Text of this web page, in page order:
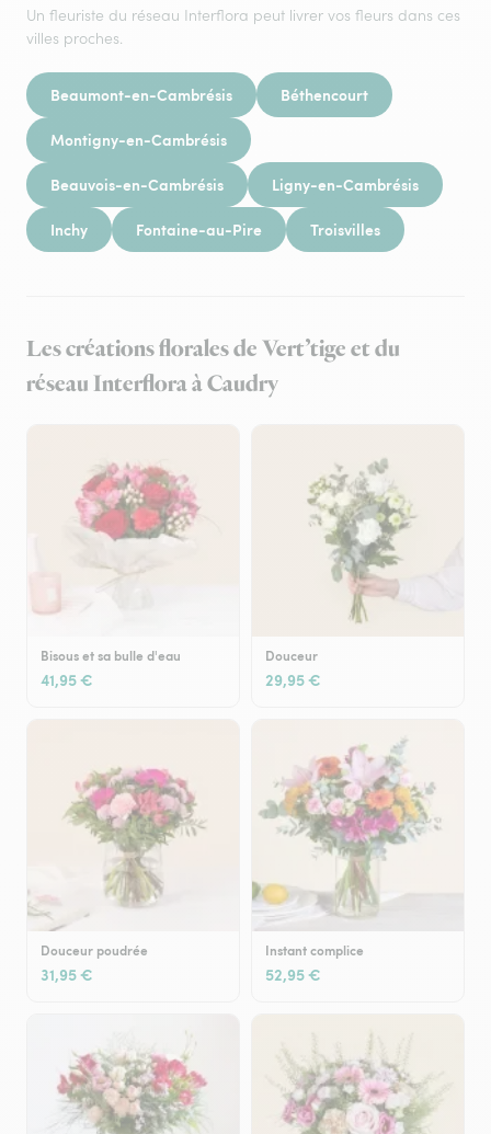
Un fleuriste du réseau Interflora peut livrer vos fleurs dans ces
villes proches.
Beaumont-en-Cambrésis Béthencourt
Montigny-en-Cambrésis
Beauvois-en-Cambrésis Ligny-en-Cambrésis
Inchy Fontaine-au-Pire Troisvilles
Les créations florales de Vert’tige et du
réseau Interflora à Caudry
Bisous et sa bulle d'eau
41,95 €
Douceur
29,95 €
Douceur poudrée
31,95 €
Instant complice
52,95 €